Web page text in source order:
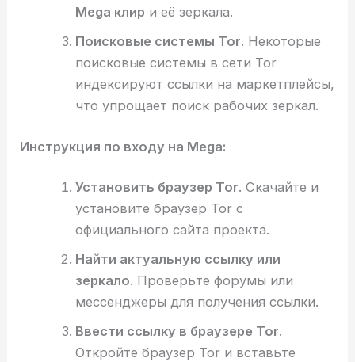
Mega клир и её зеркала.
Поисковые системы Tor. Некоторые
поисковые системы в сети Tor
индексируют ссылки на маркетплейсы,
что упрощает поиск рабочих зеркал.
Инструкция по входу на Mega:
Установить браузер Tor. Скачайте и
установите браузер Tor с
официального сайта проекта.
Найти актуальную ссылку или
зеркало. Проверьте форумы или
мессенджеры для получения ссылки.
Ввести ссылку в браузере Tor.
Откройте браузер Tor и вставьте